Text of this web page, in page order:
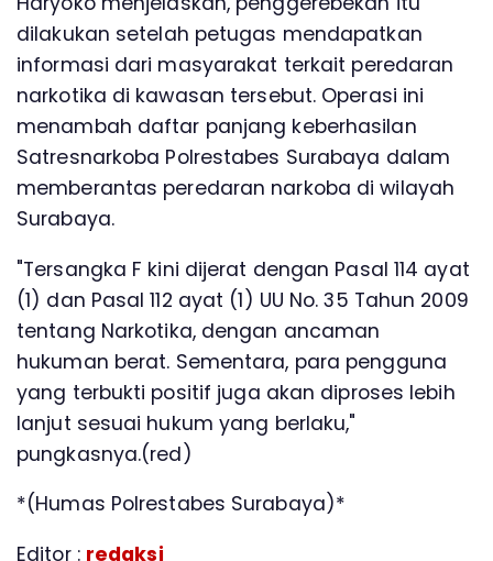
dilakukan setelah petugas mendapatkan
informasi dari masyarakat terkait peredaran
narkotika di kawasan tersebut. Operasi ini
menambah daftar panjang keberhasilan
Satresnarkoba Polrestabes Surabaya dalam
memberantas peredaran narkoba di wilayah
Surabaya.
"Tersangka F kini dijerat dengan Pasal 114 ayat
(1) dan Pasal 112 ayat (1) UU No. 35 Tahun 2009
tentang Narkotika, dengan ancaman
hukuman berat. Sementara, para pengguna
yang terbukti positif juga akan diproses lebih
lanjut sesuai hukum yang berlaku,"
pungkasnya.(red)
*(Humas Polrestabes Surabaya)*
Editor : redaksi